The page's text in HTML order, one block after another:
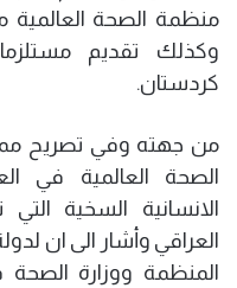
منظمة الصحة العالمية
وكذلك تقديم
كردستان.
من جهته وفي تصريح
الصحة العالمية في
الانسانية السخية
العراقي وأشار الى ان
المنظمة ووزارة